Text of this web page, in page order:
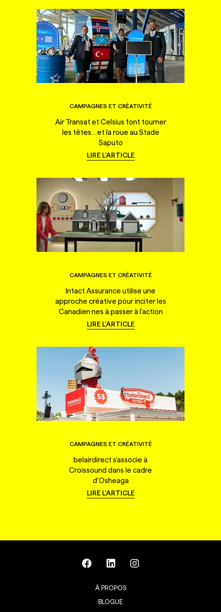
CAMPAGNES ET CRÉATIVITÉ
Air Transat et Celsius font tourner
les têtes... et la roue au Stade
Saputo
LIRE L'ARTICLE
CAMPAGNES ET CRÉATIVITÉ
Intact Assurance utilise une
approche créative pour inciter les
Canadien·nes à passer à l'action
LIRE L'ARTICLE
CAMPAGNES ET CRÉATIVITÉ
belairdirect s'associe à
Croissound dans le cadre
d'Osheaga
LIRE L'ARTICLE
À PROPOS
BLOGUE